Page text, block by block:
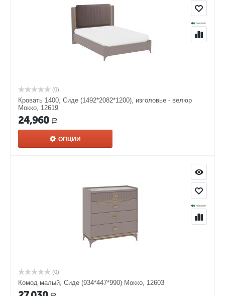
(0)
Кровать 1400, Сиде (1492*2082*1200), изголовье - велюр
Мокко, 12619
24,960 Р
ОПЦИИ
(0)
Комод малый, Сиде (934*447*990) Мокко, 12603